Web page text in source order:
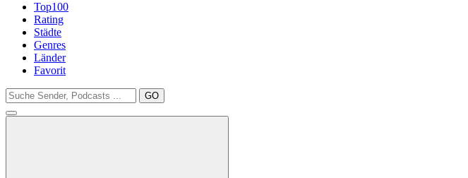
Top100
Rating
Städte
Genres
Länder
Favorit
GO